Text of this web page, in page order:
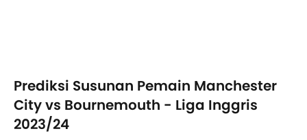
Prediksi Susunan Pemain Manchester
City vs Bournemouth - Liga Inggris
2023/24